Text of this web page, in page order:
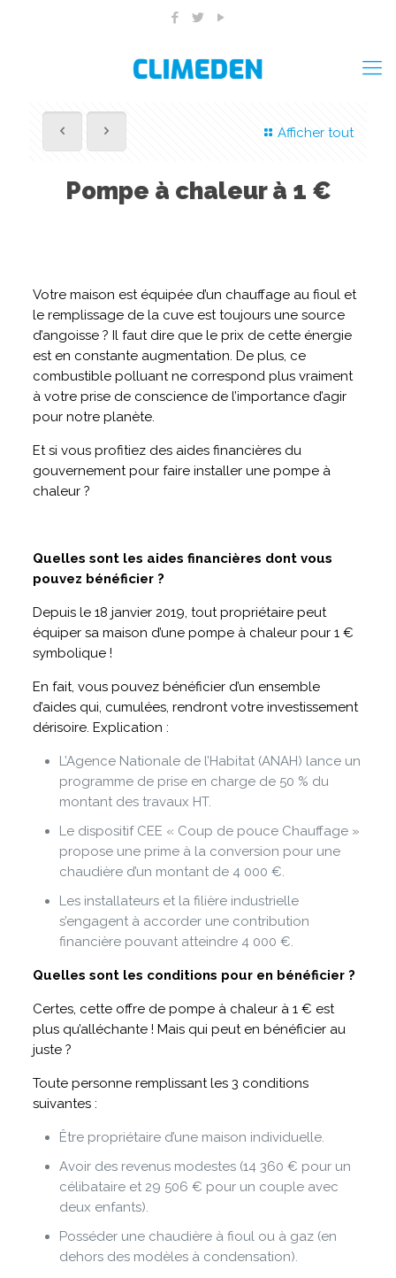
Afficher tout
Pompe à chaleur à 1 €
Votre maison est équipée d’un chauffage au fioul et
le remplissage de la cuve est toujours une source
d’angoisse ? Il faut dire que le prix de cette énergie
est en constante augmentation. De plus, ce
combustible polluant ne correspond plus vraiment
à votre prise de conscience de l’importance d’agir
pour notre planète.
Et si vous profitiez des aides financières du
gouvernement pour faire installer une pompe à
chaleur ?
Quelles sont les aides financières dont vous
pouvez bénéficier ?
Depuis le 18 janvier 2019, tout propriétaire peut
équiper sa maison d’une pompe à chaleur pour 1 €
symbolique !
En fait, vous pouvez bénéficier d’un ensemble
d’aides qui, cumulées, rendront votre investissement
dérisoire. Explication :
L’Agence Nationale de l’Habitat (ANAH) lance un
programme de prise en charge de 50 % du
montant des travaux HT.
Le dispositif CEE « Coup de pouce Chauffage »
propose une prime à la conversion pour une
chaudière d’un montant de 4 000 €.
Les installateurs et la filière industrielle
s’engagent à accorder une contribution
financière pouvant atteindre 4 000 €.
Quelles sont les conditions pour en bénéficier ?
Certes, cette offre de pompe à chaleur à 1 € est
plus qu’alléchante ! Mais qui peut en bénéficier au
juste ?
Toute personne remplissant les 3 conditions
suivantes :
Être propriétaire d’une maison individuelle.
Avoir des revenus modestes (14 360 € pour un
célibataire et 29 506 € pour un couple avec
deux enfants).
Posséder une chaudière à fioul ou à gaz (en
dehors des modèles à condensation).